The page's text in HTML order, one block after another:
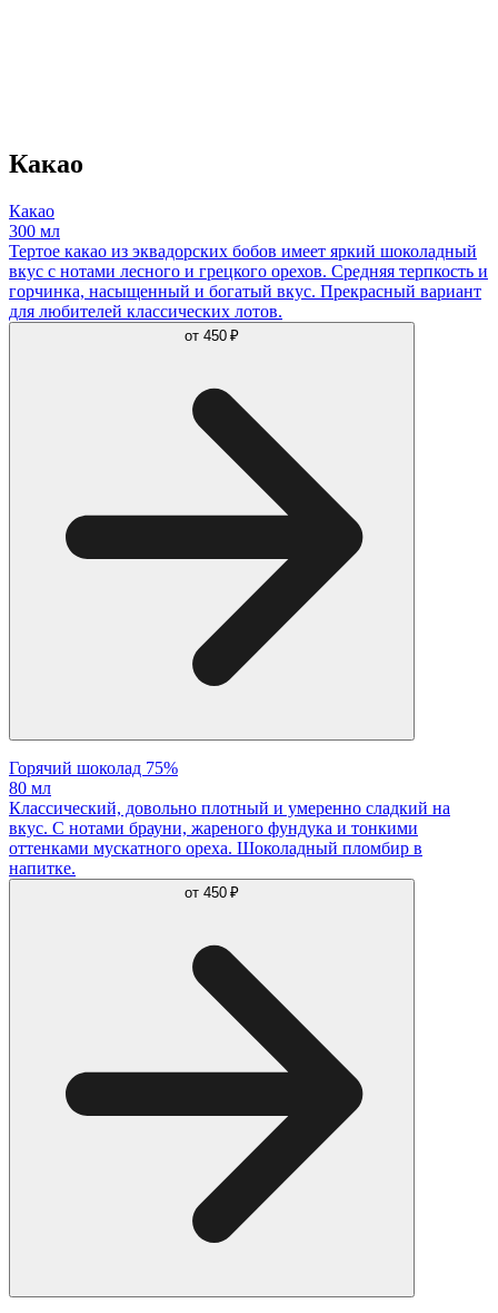
Какао
Какао
300 мл
Тертое какао из эквадорских бобов имеет яркий шоколадный
вкус с нотами лесного и грецкого орехов. Средняя терпкость и
горчинка, насыщенный и богатый вкус. Прекрасный вариант
для любителей классических лотов.
от 450 ₽
Горячий шоколад 75%
80 мл
Классический, довольно плотный и умеренно сладкий на
вкус. С нотами брауни, жареного фундука и тонкими
оттенками мускатного ореха. Шоколадный пломбир в
напитке.
от 450 ₽